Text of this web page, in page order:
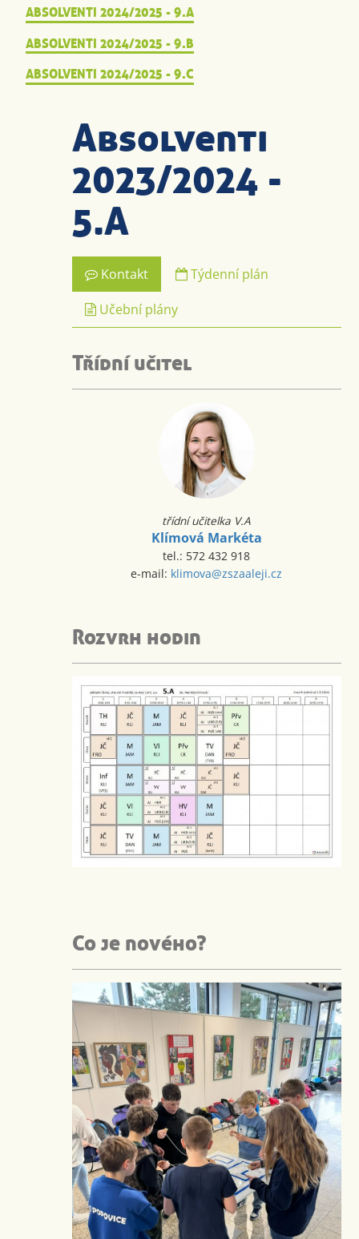
Absolventi
2023/2024 -
5.A
Kontakt
Týdenní plán
Učební plány
Třídní učitel
třídní učitelka V.A
Klímová Markéta
tel.: 572 432 918
e-mail: klimova@zszaaleji.cz
Rozvrh hodin
Co je nového?
ABSOLVENTI 2024/2025 - 9.A
ABSOLVENTI 2024/2025 - 9.B
ABSOLVENTI 2024/2025 - 9.C